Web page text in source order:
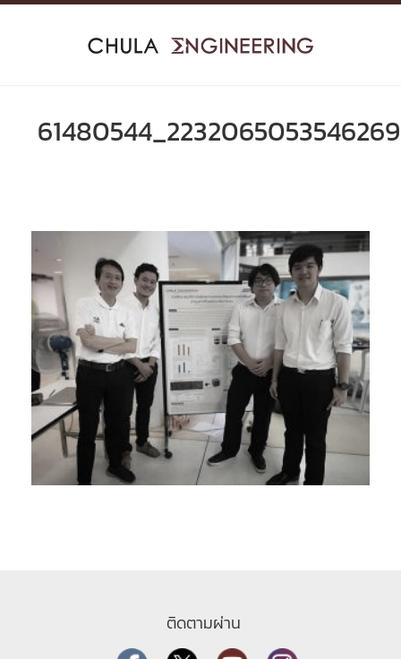
Skip
ติดตามผ่าน